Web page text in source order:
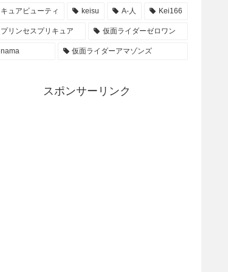
キュアビューティ keisu A-人 Kei166
プリンセスプリキュア 仮面ライダーゼロワン
nama 仮面ライダーアマゾンズ
スポンサーリンク